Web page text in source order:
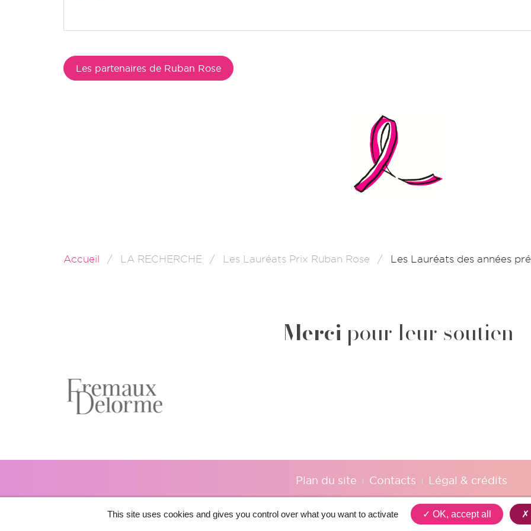
Les partenaires de Ruban Rose
Accueil LA RECHERCHE Les Lauréats Prix Ruban Rose Les Lauréats des années
Merci pour leur soutien
Plan du site Contacts Légal & crédits
This site uses cookies and gives you control over what you want to activate OK, accept all